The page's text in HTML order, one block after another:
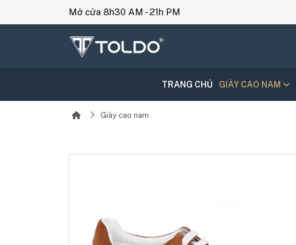
Mở cửa 8h30 AM - 21h PM
TRANG CHỦ GIÀY CAO NAM
Giày cao nam